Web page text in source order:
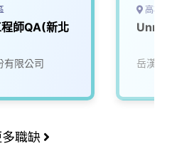
師QA(新北
有限公司
高雄
岳漢網
職缺